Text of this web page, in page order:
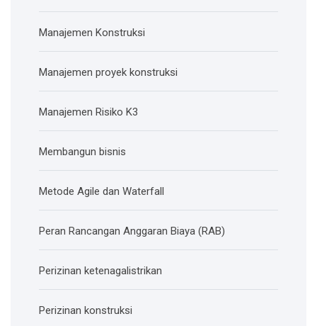
Manajemen Konstruksi
Manajemen proyek konstruksi
Manajemen Risiko K3
Membangun bisnis
Metode Agile dan Waterfall
Peran Rancangan Anggaran Biaya (RAB)
Perizinan ketenagalistrikan
Perizinan konstruksi